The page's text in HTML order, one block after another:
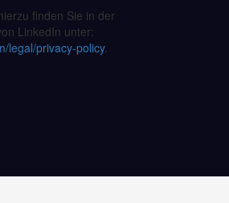
finden Sie in der
LinkedIn unter:
legal/privacy-policy.